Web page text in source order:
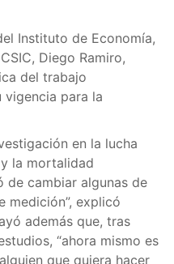
Instituto de Economía,
Diego Ramiro,
del trabajo
para la
en la lucha
la mortalidad
de cambiar algunas de
medición”, explicó
además que, tras
“ahora mismo es
que quiera hacer